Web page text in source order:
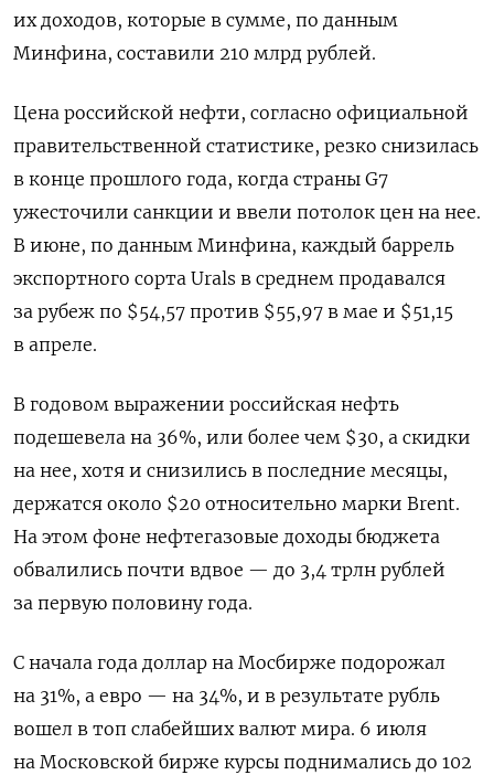
их доходов, которые в сумме, по данным
Минфина, составили 210 млрд рублей.
Цена российской нефти, согласно официальной
правительственной статистике, резко снизилась
в конце прошлого года, когда страны G7
ужесточили санкции и ввели потолок цен на нее.
В июне, по данным Минфина, каждый баррель
экспортного сорта Urals в среднем продавался
за рубеж по $54,57 против $55,97 в мае и $51,15
в апреле.
В годовом выражении российская нефть
подешевела на 36%, или более чем $30, а скидки
на нее, хотя и снизились в последние месяцы,
держатся около $20 относительно марки Brent.
На этом фоне нефтегазовые доходы бюджета
обвалились почти вдвое — до 3,4 трлн рублей
за первую половину года.
С начала года доллар на Мосбирже подорожал
на 31%, а евро — на 34%, и в результате рубль
вошел в топ слабейших валют мира. 6 июля
на Московской бирже курсы поднимались до 102